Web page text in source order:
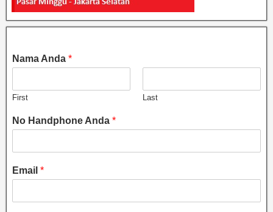
Nama Anda *
First Last
No Handphone Anda *
Email *